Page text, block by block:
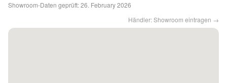
Kontakt
Showroom-Daten geprüft:26. February 2026
Händler: Showroom eintragen →